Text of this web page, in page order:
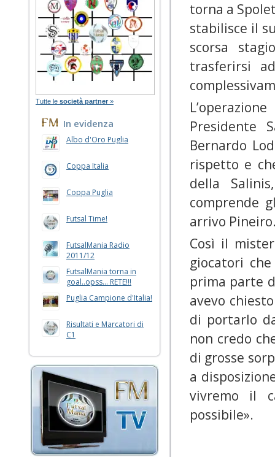
Tutte le società partner »
In evidenza
Albo d'Oro Puglia
Coppa Italia
Coppa Puglia
Futsal Time!
FutsalMania Radio
2011/12
FutsalMania torna in
goal..opss... RETE!!!
Puglia Campione d'Italia!
Risultati e Marcatori di
C1
torna a
stabilisce il
scorsa
trasferirsi
Presidente
Bernardo
rispetto e
della
comprende
arrivo
Così il
giocatori
prima parte
avevo
di portarlo
non credo
di grosse
a
vivremo il
possibile».